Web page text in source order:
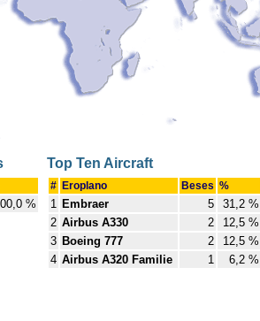
%
Top Ten Aircraft
# Eroplano Beses %
1 Embraer 5
31,2 %
2 Airbus A330 2
12,5 %
3 Boeing 777 2
12,5 %
4 Airbus A320 Familie 1 6,2 %